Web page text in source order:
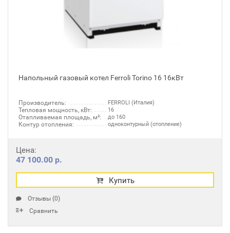
Напольный газовый котел Ferroli Torino 16 16кВт
Производитель: FERROLI (Италия)
Тепловая мощность, кВт: 16
Отапливаемая площадь, м²: до 160
Контур отопления: одноконтурный (отопление)
Цена:
47 100.00 р.
Купить
Отзывы (0)
Сравнить